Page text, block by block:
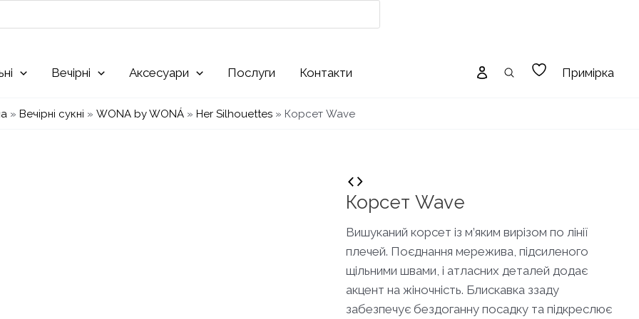
Вечірні Аксесуари Послуги Контакти Примірка
» Вечірні сукні » WONA by WONÁ » Her Silhouettes » Корсет Wave
Корсет Wave
Вишуканий корсет із м’яким вирізом по лінії
плечей. Поєднання мережива, підсиленого
щільними швами, і атласних деталей додає
акцент на жіночність. Блискавка ззаду
забезпечує бездоганну посадку та підкреслює